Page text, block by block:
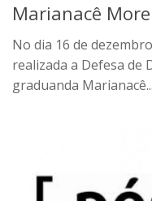
Moraes Silva
Educação
Portal de
Manuel
Marianacê
No dia 16 de
realizada a Defesa de
graduanda Marianacê...